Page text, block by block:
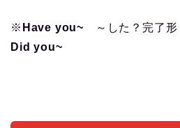
※ Have you~ ～した？完了形
Did you~